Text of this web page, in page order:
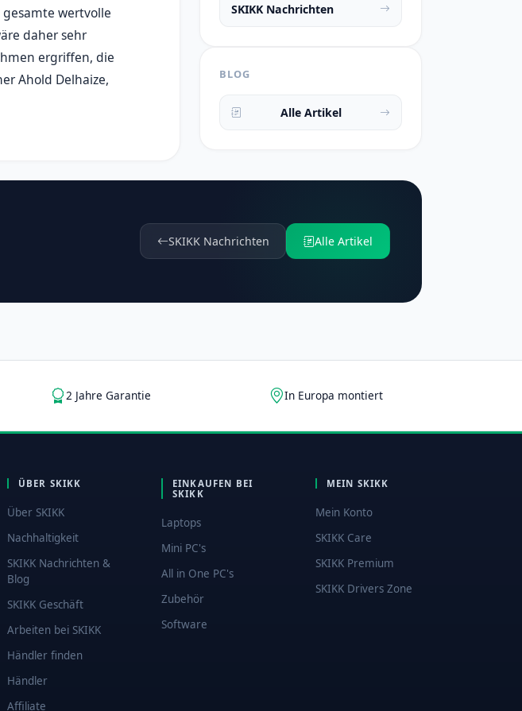
wertvolle
daher sehr
ergriffen, die
Ahold Delhaize,
SKIKK Nachrichten
BLOG
Alle Artikel
SKIKK Nachrichten Alle Artikel
2 Jahre Garantie In Europa montiert
ÜBER SKIKK
Über SKIKK
Nachhaltigkeit
SKIKK Nachrichten &
Blog
SKIKK Geschäft
Arbeiten bei SKIKK
Händler finden
Händler
Affiliate
EINKAUFEN BEI
SKIKK
Laptops
Mini PC's
All in One PC's
Zubehör
Software
MEIN SKIKK
Mein Konto
SKIKK Care
SKIKK Premium
SKIKK Drivers Zone